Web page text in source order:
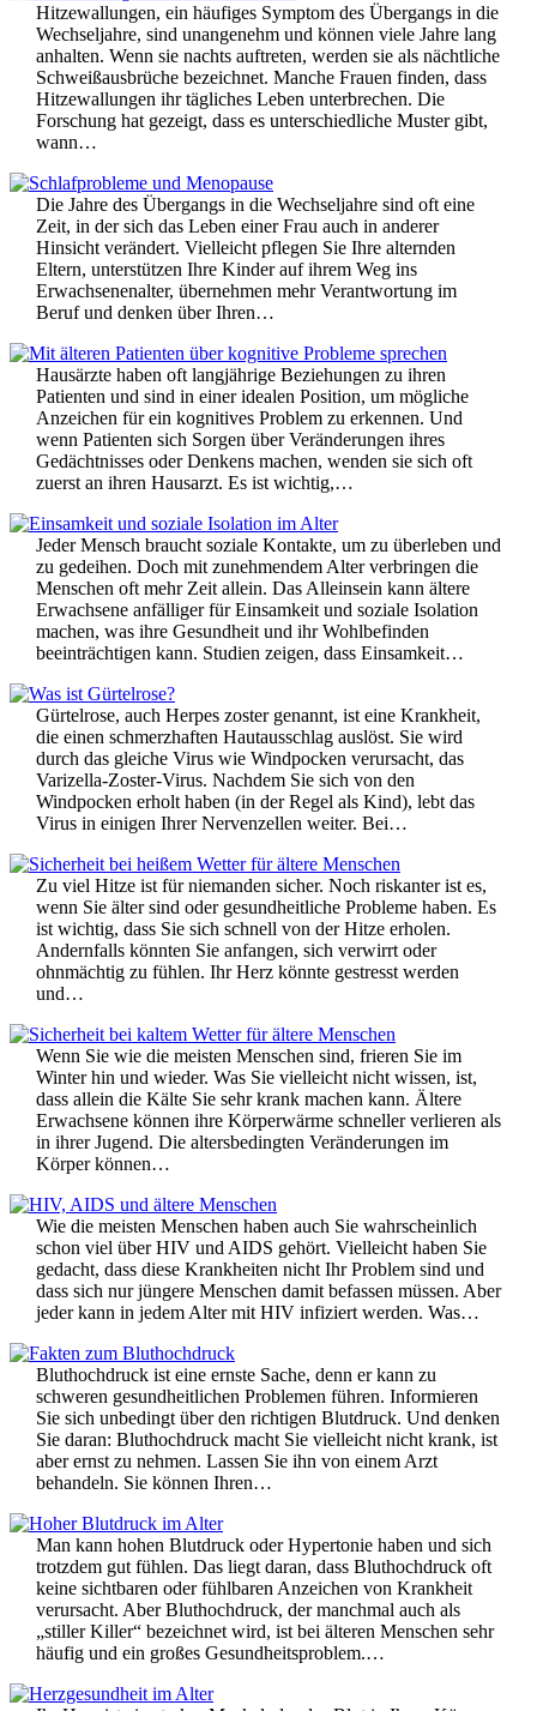
Hitzewallungen, ein häufiges Symptom des Übergangs in die
Wechseljahre, sind unangenehm und können viele Jahre lang
anhalten. Wenn sie nachts auftreten, werden sie als nächtliche
Schweißausbrüche bezeichnet. Manche Frauen finden, dass
Hitzewallungen ihr tägliches Leben unterbrechen. Die
Forschung hat gezeigt, dass es unterschiedliche Muster gibt,
wann…
Die Jahre des Übergangs in die Wechseljahre sind oft eine
Zeit, in der sich das Leben einer Frau auch in anderer
Hinsicht verändert. Vielleicht pflegen Sie Ihre alternden
Eltern, unterstützen Ihre Kinder auf ihrem Weg ins
Erwachsenenalter, übernehmen mehr Verantwortung im
Beruf und denken über Ihren…
Hausärzte haben oft langjährige Beziehungen zu ihren
Patienten und sind in einer idealen Position, um mögliche
Anzeichen für ein kognitives Problem zu erkennen. Und
wenn Patienten sich Sorgen über Veränderungen ihres
Gedächtnisses oder Denkens machen, wenden sie sich oft
zuerst an ihren Hausarzt. Es ist wichtig,…
Jeder Mensch braucht soziale Kontakte, um zu überleben und
zu gedeihen. Doch mit zunehmendem Alter verbringen die
Menschen oft mehr Zeit allein. Das Alleinsein kann ältere
Erwachsene anfälliger für Einsamkeit und soziale Isolation
machen, was ihre Gesundheit und ihr Wohlbefinden
beeinträchtigen kann. Studien zeigen, dass Einsamkeit…
Gürtelrose, auch Herpes zoster genannt, ist eine Krankheit,
die einen schmerzhaften Hautausschlag auslöst. Sie wird
durch das gleiche Virus wie Windpocken verursacht, das
Varizella-Zoster-Virus. Nachdem Sie sich von den
Windpocken erholt haben (in der Regel als Kind), lebt das
Virus in einigen Ihrer Nervenzellen weiter. Bei…
Zu viel Hitze ist für niemanden sicher. Noch riskanter ist es,
wenn Sie älter sind oder gesundheitliche Probleme haben. Es
ist wichtig, dass Sie sich schnell von der Hitze erholen.
Andernfalls könnten Sie anfangen, sich verwirrt oder
ohnmächtig zu fühlen. Ihr Herz könnte gestresst werden
und…
Wenn Sie wie die meisten Menschen sind, frieren Sie im
Winter hin und wieder. Was Sie vielleicht nicht wissen, ist,
dass allein die Kälte Sie sehr krank machen kann. Ältere
Erwachsene können ihre Körperwärme schneller verlieren als
in ihrer Jugend. Die altersbedingten Veränderungen im
Körper können…
Wie die meisten Menschen haben auch Sie wahrscheinlich
schon viel über HIV und AIDS gehört. Vielleicht haben Sie
gedacht, dass diese Krankheiten nicht Ihr Problem sind und
dass sich nur jüngere Menschen damit befassen müssen. Aber
jeder kann in jedem Alter mit HIV infiziert werden. Was…
Bluthochdruck ist eine ernste Sache, denn er kann zu
schweren gesundheitlichen Problemen führen. Informieren
Sie sich unbedingt über den richtigen Blutdruck. Und denken
Sie daran: Bluthochdruck macht Sie vielleicht nicht krank, ist
aber ernst zu nehmen. Lassen Sie ihn von einem Arzt
behandeln. Sie können Ihren…
Man kann hohen Blutdruck oder Hypertonie haben und sich
trotzdem gut fühlen. Das liegt daran, dass Bluthochdruck oft
keine sichtbaren oder fühlbaren Anzeichen von Krankheit
verursacht. Aber Bluthochdruck, der manchmal auch als
„stiller Killer“ bezeichnet wird, ist bei älteren Menschen sehr
häufig und ein großes Gesundheitsproblem.…